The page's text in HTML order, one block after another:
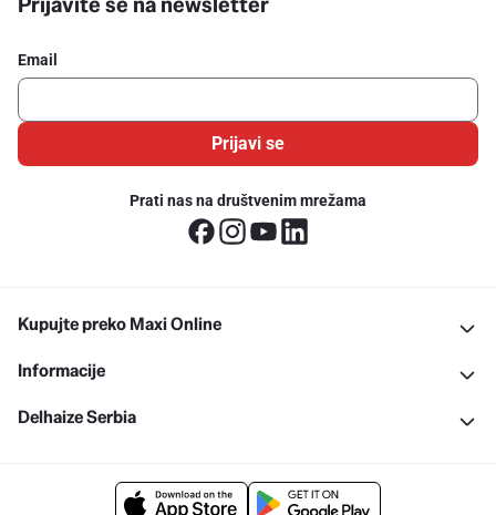
Email
Prijavi se
Prati nas na društvenim mrežama
Kupujte preko Maxi Online
Informacije
Delhaize Serbia